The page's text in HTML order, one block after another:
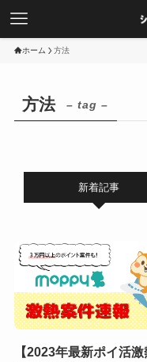
ホーム 方法
方法 – tag –
新着記事
【2023年最新ポイ活